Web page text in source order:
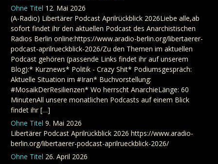
Ohne Titel 12. Mai 2026
(A-Radio) Libertärer Podcast Aprilrückblick 2026Liebe alle,ab
sofort findet ihr den aktuellen Podcast des Anarchistischen
Radios Berlin online:https://www.aradio-berlin.org/libertaerer-
podcast-aprilrueckblick-2026/Zu den Themen im aktuellen
Podcast gehören (passende Links findet ihr auf unserem
Blog):* Kurznews* Politik - Crazy Shit* Podiumsgespräch:
Aktuelle Situation im #Iran* Buchvorstellung:
#MosaikDerResilienzen* Wo herrscht AnarchieLänge: 60
MinutenAll unsere monatlichen Podcasts auf einem Blick
findet ihr […]
Ohne Titel 9. Mai 2026
Libertärer Podcast Aprilrückblick 2026 https://www.aradio-
berlin.org/libertaerer-podcast-aprilrueckblick-2026/
Ohne Titel 26. April 2026